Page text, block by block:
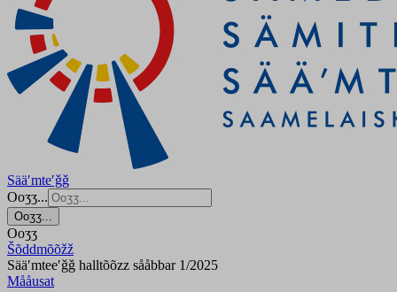
Sääʹmteʹǧǧ
Ooʒʒ...
Ooʒʒ...
Ooʒʒ
Šõddmõõžž
Sääʹmteeʹǧǧ halltõõzz sååbbar 1/2025
Mååusat